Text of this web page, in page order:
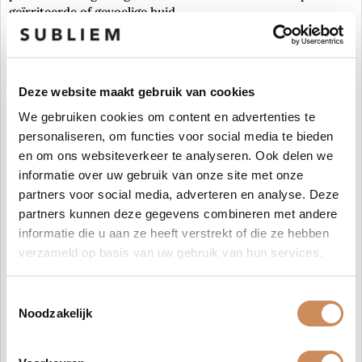
Deze website maakt gebruik van cookies
We gebruiken cookies om content en advertenties te
personaliseren, om functies voor social media te bieden
en om ons websiteverkeer te analyseren. Ook delen we
informatie over uw gebruik van onze site met onze
partners voor social media, adverteren en analyse. Deze
partners kunnen deze gegevens combineren met andere
informatie die u aan ze heeft verstrekt of die ze hebben
verzameld op basis van uw gebruik van hun services.
Noodzakelijk
geïrriteerde of gevoelige huid.
Tarweproteïnen:
te versterken door de haarschacht te herstellen en te
beschadiging door het creëren van een beschermende laag
die het haar voedt, hydrateert en soepel maakt. Dit maakt
het haar sterker, minder breekbaar en helpt het om zijn
natuurlijke glans te behouden.
Ingrediënten:
Aqua / Water / Eau, Sodium Lauroyl Methyl Isethionate,
Cocamidopropyl Betaine, Disodium Cocoamphodiacetate,
Glycerin, Sodium Lauroyl Sarcosinate, Decyl Glucoside,
Fragrance, Acrylates/C10-30 Alkyl Acrylate Crosspolymer,
Sodium Benzoate, Dicaprylyl Ether, Glycol Distearate,